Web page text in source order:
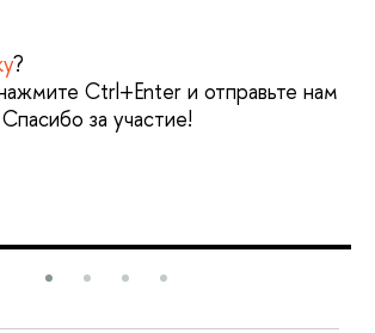
?
Ctrl+Enter и отправьте нам
за участие!